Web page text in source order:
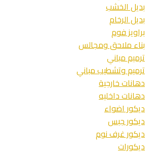
بديل الخشب
بديل الرخام
براويز فوم
بناء ملاحق ومجالس
ترميم مباني
ترميم وتشطيب مباني
دهانات خارجية
دهانات داخليه
ديكور اضواء
ديكور جبس
ديكور غرف نوم
ديكورات